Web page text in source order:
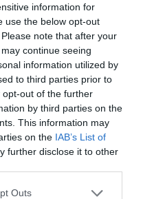
information for
use the below opt-out
note that after your
continue seeing
information utilized by
to third parties prior to
out of the further
by third parties on the
This information may
on the IAB’s List of
further disclose it to other
Outs
Palazzo Cicala
centre
8.2
Metropoli
centre
9.4/10